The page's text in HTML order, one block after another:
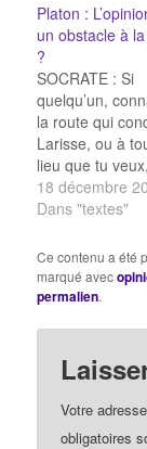
Platon :
un obstacle à
?
SOCRATE : Si
quelqu’un,
la route qui
Larisse, ou à
lieu que tu
rendait et y
d’autres
façon qui soit
bonne ?
absolument.
18 décembre
Dans "textes"
Ce contenu a été
marqué avec
permalien.
Votre
obligatoires